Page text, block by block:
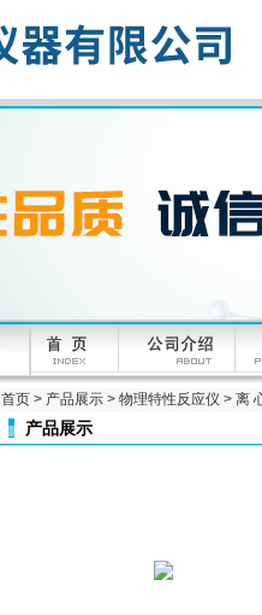
首页 > 产品展示 > 物理特性反应仪 > 离
产品展示